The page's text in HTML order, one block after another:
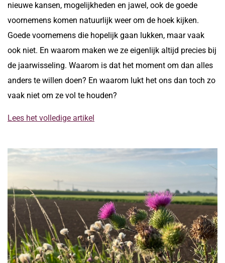
nieuwe kansen, mogelijkheden en jawel, ook de goede
voornemens komen natuurlijk weer om de hoek kijken.
Goede voornemens die hopelijk gaan lukken, maar vaak
ook niet. En waarom maken we ze eigenlijk altijd precies bij
de jaarwisseling. Waarom is dat het moment om dan alles
anders te willen doen? En waarom lukt het ons dan toch zo
vaak niet om ze vol te houden?
Lees het volledige artikel